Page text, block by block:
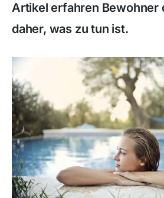
Artikel erfahren Bewohner
daher, was zu tun ist.